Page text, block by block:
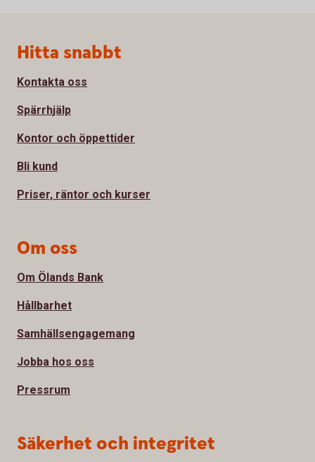
Sidfot
Hitta snabbt
Kontakta oss
Spärrhjälp
Kontor och öppettider
Bli kund
Priser, räntor och kurser
Om oss
Om Ölands Bank
Hållbarhet
Samhällsengagemang
Jobba hos oss
Pressrum
Säkerhet och integritet